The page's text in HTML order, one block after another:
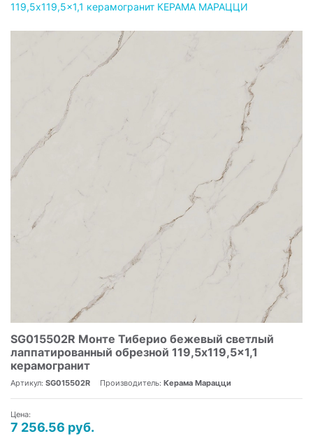
119,5x119,5x1,1 керамогранит КЕРАМА МАРАЦЦИ
SG015502R Монте Тиберио бежевый светлый
лаппатированный обрезной 119,5x119,5x1,1
керамогранит
Артикул: SG015502R Производитель: Керама Марацци
Цена:
7 256.56 руб.